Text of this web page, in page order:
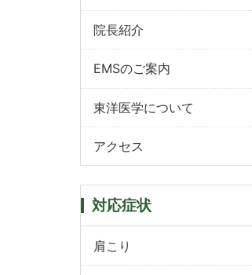
院長紹介
EMSのご案内
東洋医学について
アクセス
対応症状
肩こり